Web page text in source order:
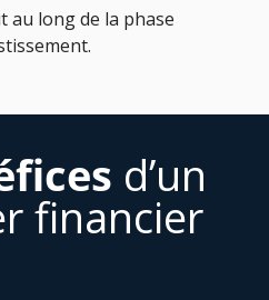
au long de la phase
d’un
financier